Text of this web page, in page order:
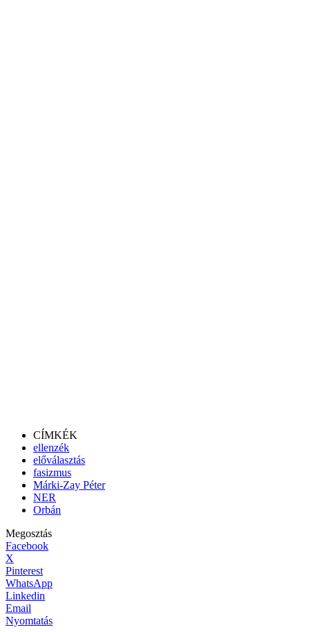
CÍMKÉK
ellenzék
előválasztás
fasizmus
Márki-Zay Péter
NER
Orbán
Megosztás
Facebook
X
Pinterest
WhatsApp
Linkedin
Email
Nyomtatás